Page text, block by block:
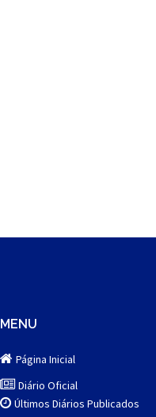
MENU
Página Inicial
Diário Oficial
Últimos Diários Publicados